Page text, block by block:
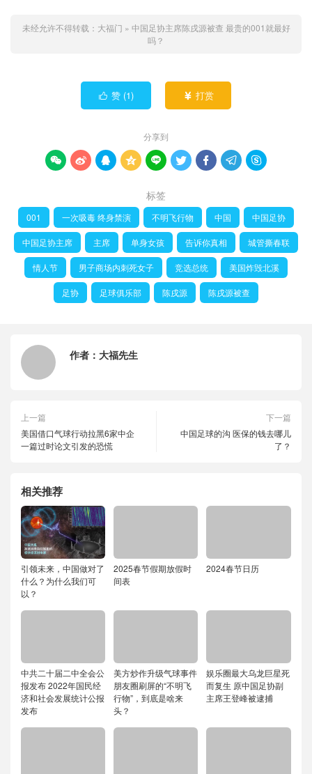
未经允许不得转载： 大福门 » 中国足协主席陈戌源被查 最贵的001就最好
吗？
 赞 (1)  打赏
分享到
        
标签
001 一次吸毒 终身禁演 不明飞行物 中国 中国足协
中国足协主席 主席 单身女孩 告诉你真相 城管撕春联
情人节 男子商场内刺死女子 竞选总统 美国炸毁北溪
足协 足球俱乐部 陈戌源 陈戌源被查
作者： 大福先生
上一篇
美国借口气球行动拉黑6家中企
一篇过时论文引发的恐慌
下一篇
中国足球的沟 医保的钱去哪儿
了？
相关推荐
引领未来，中国做对了
什么？为什么我们可
以？
2025春节假期放假时
间表
2024春节日历
中共二十届二中全会公
报发布 2022年国民经
济和社会发展统计公报
发布
美方炒作升级气球事件
朋友圈刷屏的“不明飞
行物”，到底是啥来
头？
娱乐圈最大乌龙巨星死
而复生 原中国足协副
主席王登峰被逮捕